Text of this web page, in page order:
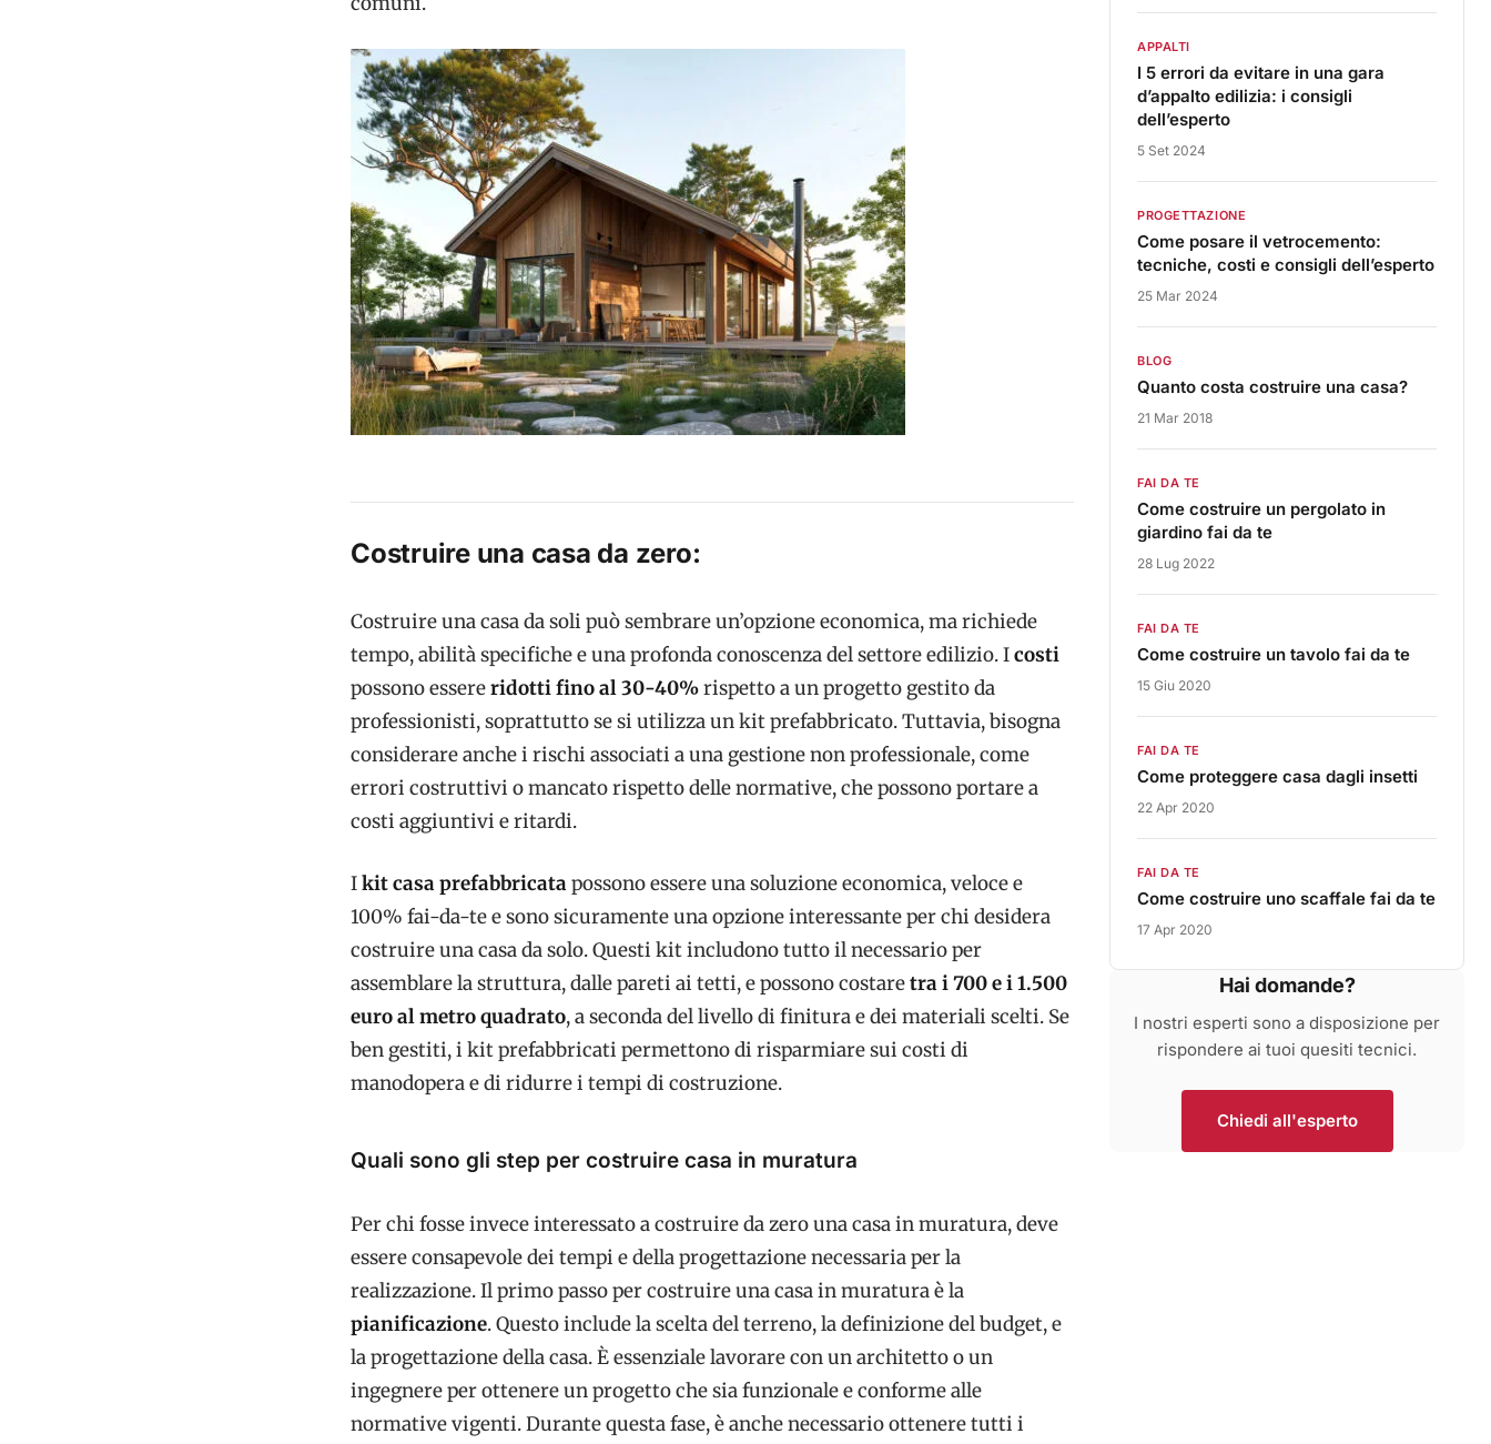
Costruire una casa da zero:
Costruire una casa da soli può sembrare un’opzione economica, ma richiede
tempo, abilità specifiche e una profonda conoscenza del settore edilizio. Icosti
possono essereridotti fino al 30-40%rispetto a un progetto gestito da
professionisti, soprattutto se si utilizza un kit prefabbricato. Tuttavia, bisogna
considerare anche i rischi associati a una gestione non professionale, come
errori costruttivi o mancato rispetto delle normative, che possono portare a
costi aggiuntivi e ritardi.
Ikit casa prefabbricatapossono essere una soluzione economica, veloce e
100% fai-da-te e sono sicuramente una opzione interessante per chi desidera
costruire una casa da solo. Questi kit includono tutto il necessario per
assemblare la struttura, dalle pareti ai tetti, e possono costaretra i 700 e i 1.500
euro al metro quadrato, a seconda del livello di finitura e dei materiali scelti. Se
ben gestiti, i kit prefabbricati permettono di risparmiare sui costi di
manodopera e di ridurre i tempi di costruzione.
Quali sono gli step per costruire casa in muratura
Per chi fosse invece interessato a costruire da zero una casa in muratura, deve
essere consapevole dei tempi e della progettazione necessaria per la
realizzazione. Il primo passo per costruire una casa in muratura è la
pianificazione. Questo include la scelta del terreno, la definizione del budget, e
la progettazione della casa. È essenziale lavorare con un architetto o un
ingegnere per ottenere un progetto che sia funzionale e conforme alle
normative vigenti. Durante questa fase, è anche necessario ottenere tutti i
APPALTI
I 5 errori da evitare in una gara
d’appalto edilizia: i consigli
dell’esperto
5 Set 2024
PROGETTAZIONE
Come posare il vetrocemento:
tecniche, costi e consigli dell’esperto
25 Mar 2024
BLOG
Quanto costa costruire una casa?
21 Mar 2018
FAI DA TE
Come costruire un pergolato in
giardino fai da te
28 Lug 2022
FAI DA TE
Come costruire un tavolo fai da te
15 Giu 2020
FAI DA TE
Come proteggere casa dagli insetti
22 Apr 2020
FAI DA TE
Come costruire uno scaffale fai da te
17 Apr 2020
Hai domande?
I nostri esperti sono a disposizione per
rispondere ai tuoi quesiti tecnici.
Chiedi all'esperto